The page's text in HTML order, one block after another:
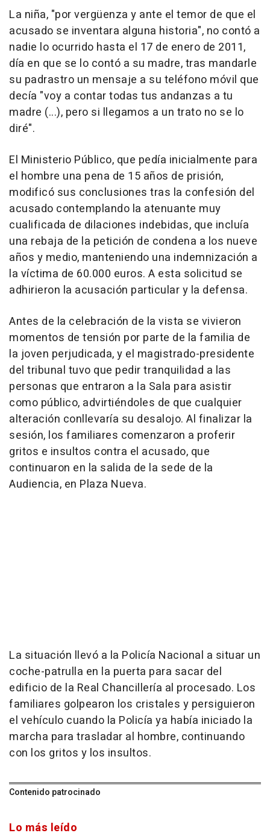
La niña, "por vergüenza y ante el temor de que el
acusado se inventara alguna historia", no contó a
nadie lo ocurrido hasta el 17 de enero de 2011,
día en que se lo contó a su madre, tras mandarle
su padrastro un mensaje a su teléfono móvil que
decía "voy a contar todas tus andanzas a tu
madre (...), pero si llegamos a un trato no se lo
diré".
El Ministerio Público, que pedía inicialmente para
el hombre una pena de 15 años de prisión,
modificó sus conclusiones tras la confesión del
acusado contemplando la atenuante muy
cualificada de dilaciones indebidas, que incluía
una rebaja de la petición de condena a los nueve
años y medio, manteniendo una indemnización a
la víctima de 60.000 euros. A esta solicitud se
adhirieron la acusación particular y la defensa.
Antes de la celebración de la vista se vivieron
momentos de tensión por parte de la familia de
la joven perjudicada, y el magistrado-presidente
del tribunal tuvo que pedir tranquilidad a las
personas que entraron a la Sala para asistir
como público, advirtiéndoles de que cualquier
alteración conllevaría su desalojo. Al finalizar la
sesión, los familiares comenzaron a proferir
gritos e insultos contra el acusado, que
continuaron en la salida de la sede de la
Audiencia, en Plaza Nueva.
La situación llevó a la Policía Nacional a situar un
coche-patrulla en la puerta para sacar del
edificio de la Real Chancillería al procesado. Los
familiares golpearon los cristales y persiguieron
el vehículo cuando la Policía ya había iniciado la
marcha para trasladar al hombre, continuando
con los gritos y los insultos.
Contenido patrocinado
Lo más leído